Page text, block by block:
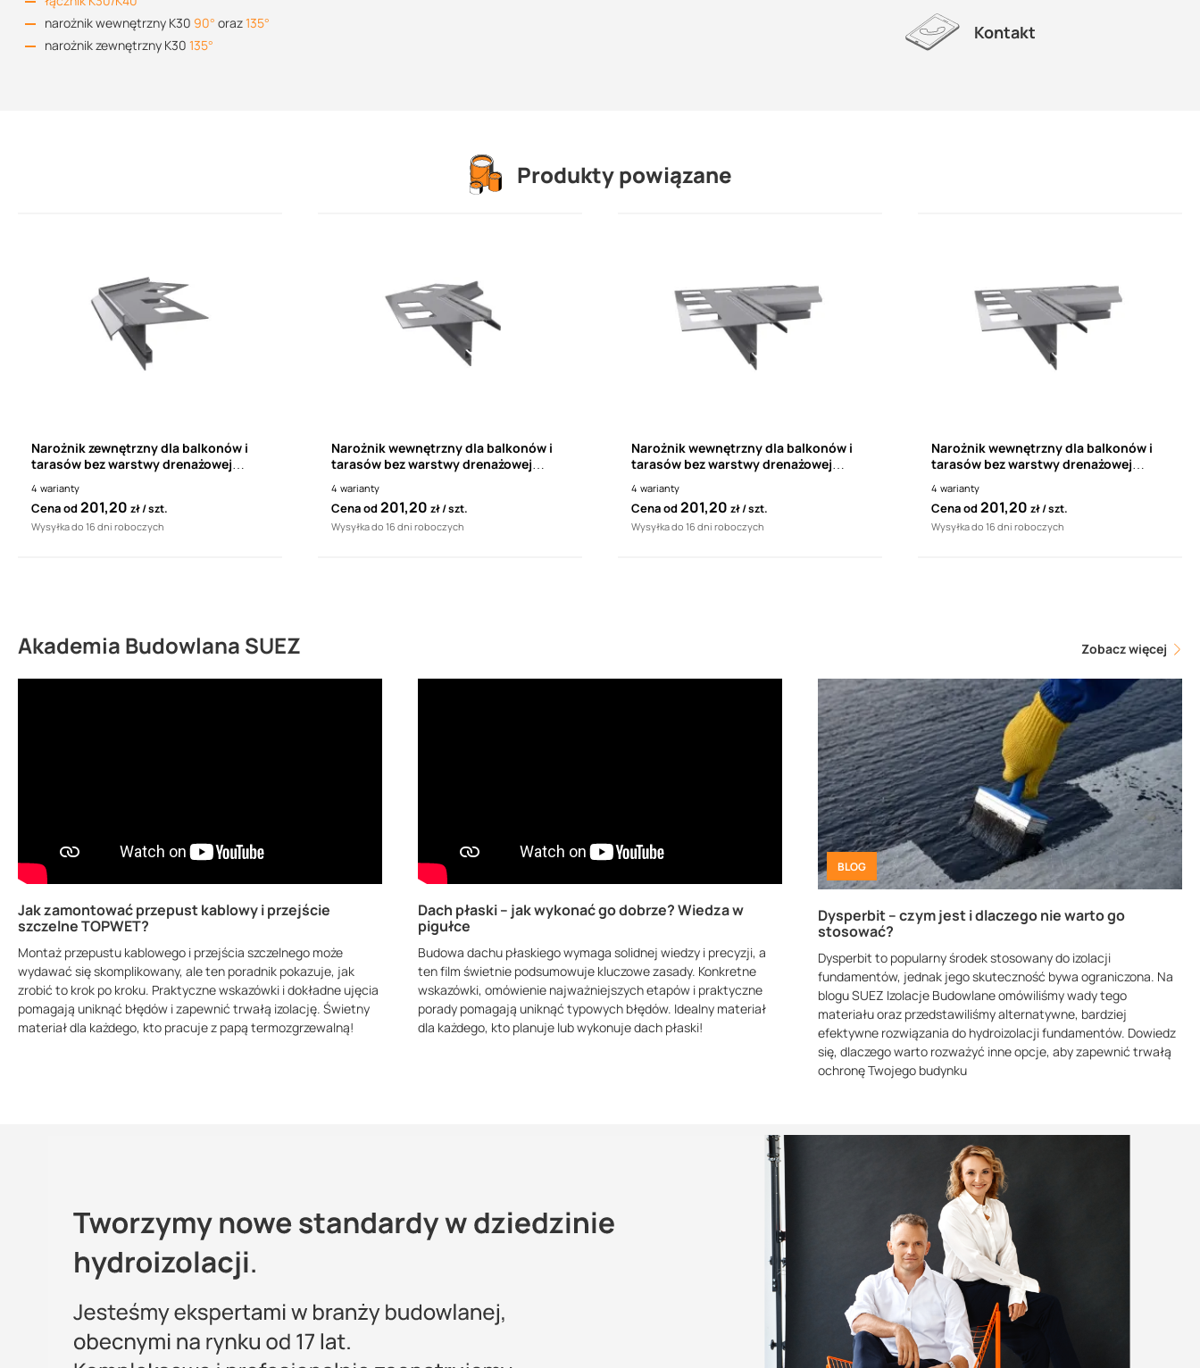
narożnik wewnętrzny K30 90° oraz135°
narożnik zewnętrzny K30 135°
Kontakt
Produkty powiązane
Narożnik zewnętrzny dla balkonów i
tarasów bez warstwy drenażowej
4 warianty
Cena od201,20 zł szt.
Wysyłka do 16 dni roboczych
Narożnik wewnętrzny dla balkonów i
tarasów bez warstwy drenażowej
4 warianty
Cena od201,20 zł szt.
Wysyłka do 16 dni roboczych
Narożnik wewnętrzny dla balkonów i
tarasów bez warstwy drenażowej
4 warianty
Cena od201,20 zł szt.
Wysyłka do 16 dni roboczych
Narożnik wewnętrzny dla balkonów i
tarasów bez warstwy drenażowej
4 warianty
Cena od201,20 zł szt.
Wysyłka do 16 dni roboczych
Akademia Budowlana SUEZ Zobacz więcej
Jak zamontować przepust kablowy i przejście
szczelne TOPWET?
Montaż przepustu kablowego i przejścia szczelnego może
wydawać się skomplikowany, ale ten poradnik pokazuje, jak
zrobić to krok po kroku. Praktyczne wskazówki i dokładne ujęcia
pomagają uniknąć błędów i zapewnić trwałą izolację. Świetny
materiał dla każdego, kto pracuje z papą termozgrzewalną!
Dach płaski – jak wykonać go dobrze? Wiedza w
pigułce
Budowa dachu płaskiego wymaga solidnej wiedzy i precyzji, a
ten film świetnie podsumowuje kluczowe zasady. Konkretne
wskazówki, omówienie najważniejszych etapów i praktyczne
porady pomagają uniknąć typowych błędów. Idealny materiał
dla każdego, kto planuje lub wykonuje dach płaski!
BLOG
Dysperbit – czym jest i dlaczego nie warto go
stosować?
Dysperbit to popularny środek stosowany do izolacji
fundamentów, jednak jego skuteczność bywa ograniczona. Na
blogu SUEZ Izolacje Budowlane omówiliśmy wady tego
materiału oraz przedstawiliśmy alternatywne, bardziej
efektywne rozwiązania do hydroizolacji fundamentów. Dowiedz
się, dlaczego warto rozważyć inne opcje, aby zapewnić trwałą
ochronę Twojego budynku